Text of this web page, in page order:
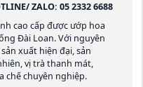
ZALO: 05 2332 6688
cao cấp được ướp hoa
Đài Loan. Với nguyên
xuất hiện đại, sản
vị trà thanh mát,
chế chuyên nghiệp.